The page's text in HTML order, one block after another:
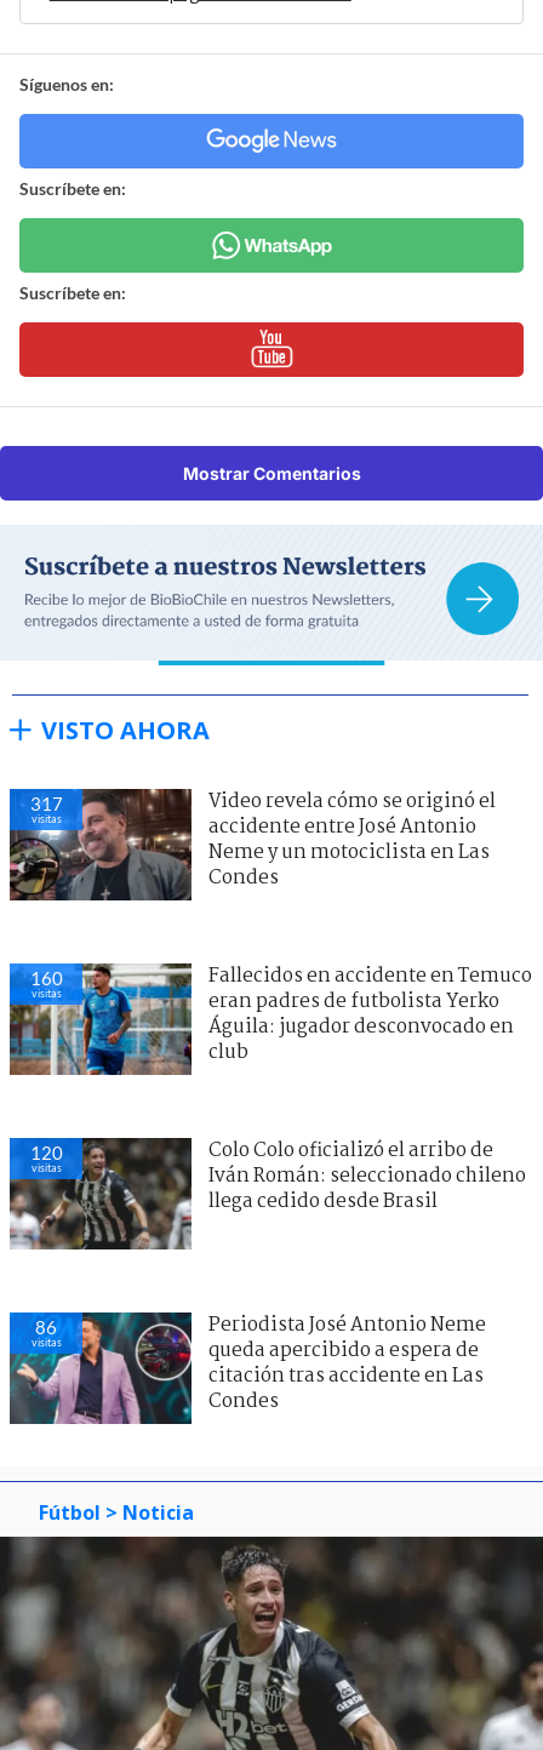
Síguenos en:
Suscríbete en:
Suscríbete en:
Mostrar Comentarios
VISTO AHORA
317
visitas
Video revela cómo se originó el
accidente entre José Antonio
Neme y un motociclista en Las
Condes
160
visitas
Fallecidos en accidente en Temuco
eran padres de futbolista Yerko
Águila: jugador desconvocado en
club
120
visitas
Colo Colo oficializó el arribo de
Iván Román: seleccionado chileno
llega cedido desde Brasil
86
visitas
Periodista José Antonio Neme
queda apercibido a espera de
citación tras accidente en Las
Condes
Fútbol > Noticia